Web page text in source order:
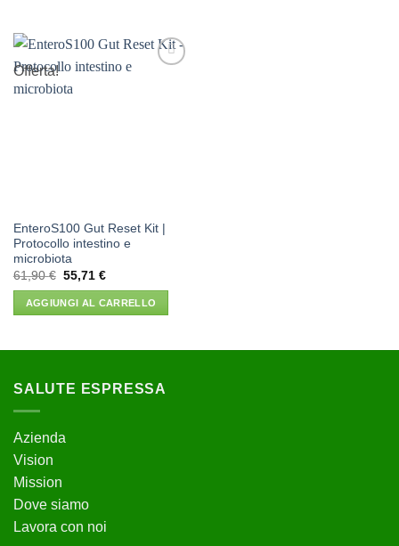
Offerta!
EnteroS100 Gut Reset Kit |
Protocollo intestino e
microbiota
61,90€ Il
prezzo
originale
era:
55,71 €Il
attuale
è:
AGGIUNGI AL CARRELLO
SALUTE ESPRESSA
Azienda
Vision
Mission
Dove siamo
Lavora con noi